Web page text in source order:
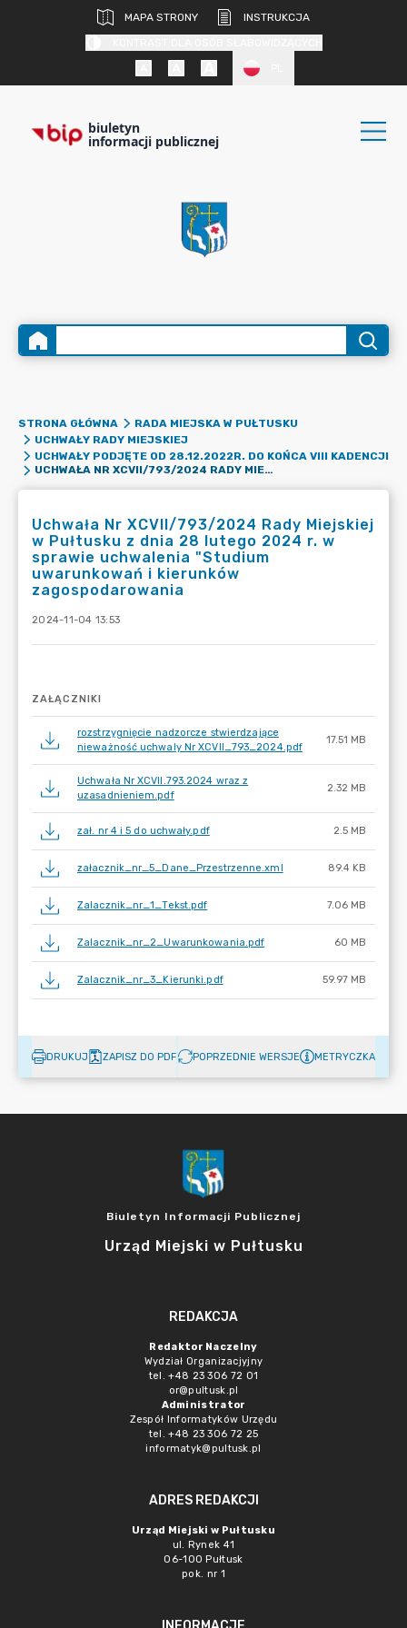
MAPA STRONY
INSTRUKCJA
biuletyn
informacji publicznej
STRONA GŁÓWNA
RADA MIEJSKA W PUŁTUSKU
UCHWAŁY RADY MIEJSKIEJ
UCHWAŁY PODJĘTE OD 28.12.2022R. DO KOŃCA VIII KADENCJI
UCHWAŁA NR XCVII/793/2024 RADY MIEJSKIEJ W PUŁTUSKU Z DNIA 28 LUTEGO 2024 R. W SPRAWIE UCHWALENIA "STUDIUM UWARUNKOWAŃ I KIERUNKÓW ZAGOSPODAROWANIA
Uchwała Nr XCVII/793/2024 Rady Miejskiej
w Pułtusku z dnia 28 lutego 2024 r. w
sprawie uchwalenia "Studium
uwarunkowań i kierunków
zagospodarowania
2024-11-04 13:53
ZAŁĄCZNIKI
rozstrzygnięcie nadzorcze stwierdzające
nieważność uchwaly Nr XCVII_793_2024.pdf
17.51 MB
Uchwała Nr XCVII.793.2024 wraz z
uzasadnieniem.pdf
2.32 MB
zał. nr 4 i 5 do uchwały.pdf 2.5 MB
załacznik_nr_5_Dane_Przestrzenne.xml 89.4 KB
Zalacznik_nr_1_Tekst.pdf 7.06 MB
Zalacznik_nr_2_Uwarunkowania.pdf 60 MB
Zalacznik_nr_3_Kierunki.pdf 59.97 MB
DRUKUJ ZAPISZ DO PDF POPRZEDNIE WERSJE METRYCZKA
Biuletyn Informacji Publicznej
Urząd Miejski w Pułtusku
REDAKCJA
Redaktor Naczelny
Wydział Organizacjyjny
tel. +48 23 306 72 01
or@pultusk.pl
Administrator
Zespół Informatyków Urzędu
tel. +48 23 306 72 25
informatyk@pultusk.pl
ADRES REDAKCJI
Urząd Miejski w Pułtusku
ul. Rynek 41
06-100 Pułtusk
pok. nr 1